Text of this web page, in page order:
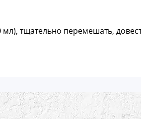
тщательно перемешать,